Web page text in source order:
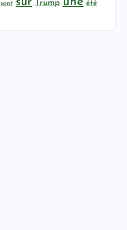
sont Trump été